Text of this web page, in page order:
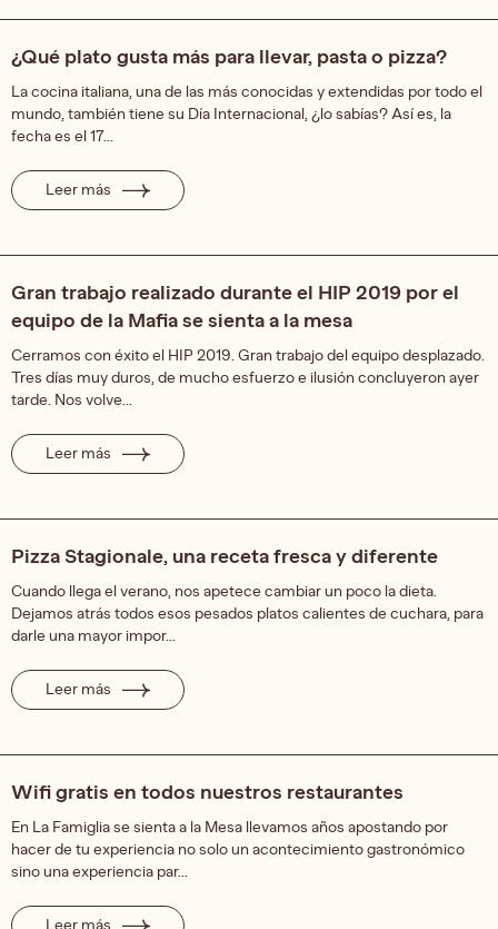
¿Qué plato gusta más para llevar, pasta o pizza?
La cocina italiana, una de las más conocidas y extendidas por todo el
mundo, también tiene su Día Internacional, ¿lo sabías? Así es, la
fecha es el 17...
Leer más
Gran trabajo realizado durante el HIP 2019 por el
equipo de la Mafia se sienta a la mesa
Cerramos con éxito el HIP 2019. Gran trabajo del equipo desplazado.
Tres días muy duros, de mucho esfuerzo e ilusión concluyeron ayer
tarde. Nos volve...
Leer más
Pizza Stagionale, una receta fresca y diferente
Cuando llega el verano, nos apetece cambiar un poco la dieta.
Dejamos atrás todos esos pesados platos calientes de cuchara, para
darle una mayor impor...
Leer más
Wifi gratis en todos nuestros restaurantes
En La Famiglia se sienta a la Mesa llevamos años apostando por
hacer de tu experiencia no solo un acontecimiento gastronómico
sino una experiencia par...
Leer más